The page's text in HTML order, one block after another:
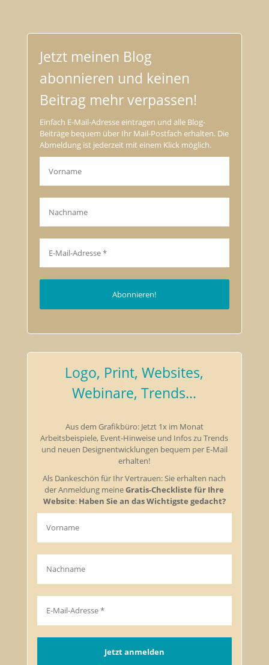
Jetzt meinen Blog
abonnieren und keinen
Beitrag mehr verpassen!
Einfach E-Mail-Adresse eintragen und alle Blog-
Beiträge bequem über Ihr Mail-Postfach erhalten. Die
Abmeldung ist jederzeit mit einem Klick möglich.
Logo, Print, Websites,
Webinare, Trends…
Aus dem Grafikbüro: Jetzt 1x im Monat
Arbeitsbeispiele, Event-Hinweise und Infos zu Trends
und neuen Designentwicklungen bequem per E-Mail
erhalten!
Als Dankeschön für Ihr Vertrauen: Sie erhalten nach
der Anmeldung meineGratis-Checkliste für Ihre
Website: Haben Sie an das Wichtigste gedacht?